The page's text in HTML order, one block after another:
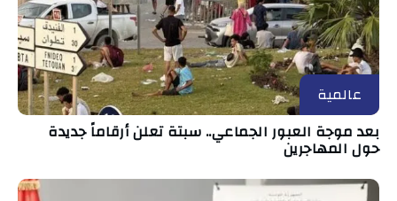
عالمية
بعد موجة العبور الجماعي.. سبتة تعلن أرقاماً جديدة
حول المهاجرين